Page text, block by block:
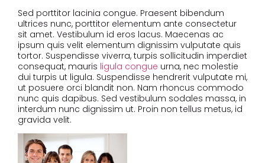
Sed porttitor lacinia congue. Praesent bibendum
ultrices nunc, porttitor elementum ante consectetur
sit amet. Vestibulum id eros lacus. Maecenas ac
ipsum quis velit elementum dignissim vulputate quis
tortor. Suspendisse viverra, turpis sollicitudin imperdiet
consequat, mauris ligula congue urna, nec molestie
dui turpis ut ligula. Suspendisse hendrerit vulputate mi,
ut posuere orci blandit non. Nam rhoncus commodo
nunc quis dapibus. Sed vestibulum sodales massa, in
interdum nunc dignissim ut. Proin non tellus metus, id
gravida velit.